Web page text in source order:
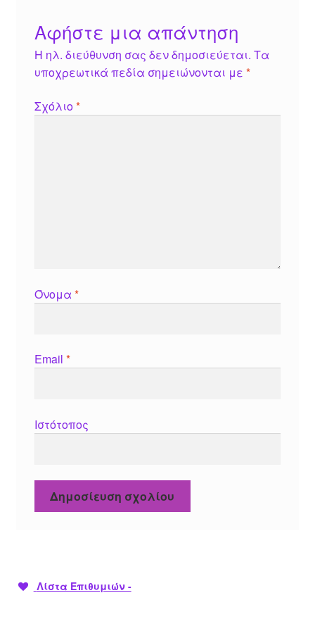
Αφήστε μια απάντηση
Η ηλ. διεύθυνση σας δεν δημοσιεύεται. Τα
υποχρεωτικά πεδία σημειώνονται με *
Σχόλιο*
Όνομα *
Email *
Ιστότοπος
Λίστα Επιθυμιών -